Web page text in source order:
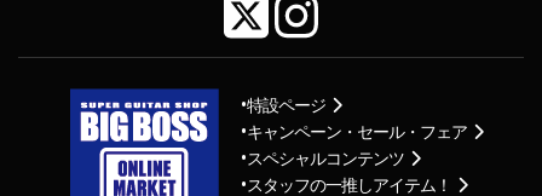
特設ページ
キャンペーン・セール・フェア
スペシャルコンテンツ
スタッフの一推しアイテム！